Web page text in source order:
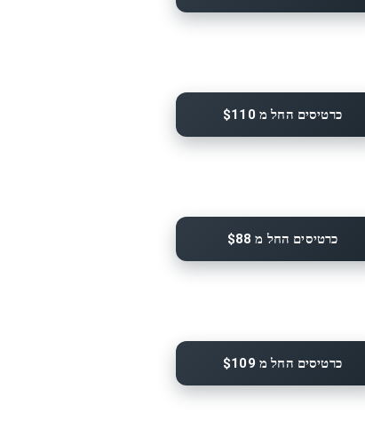
כרטיסים החל מ $110
כרטיסים החל מ $88
כרטיסים החל מ $109